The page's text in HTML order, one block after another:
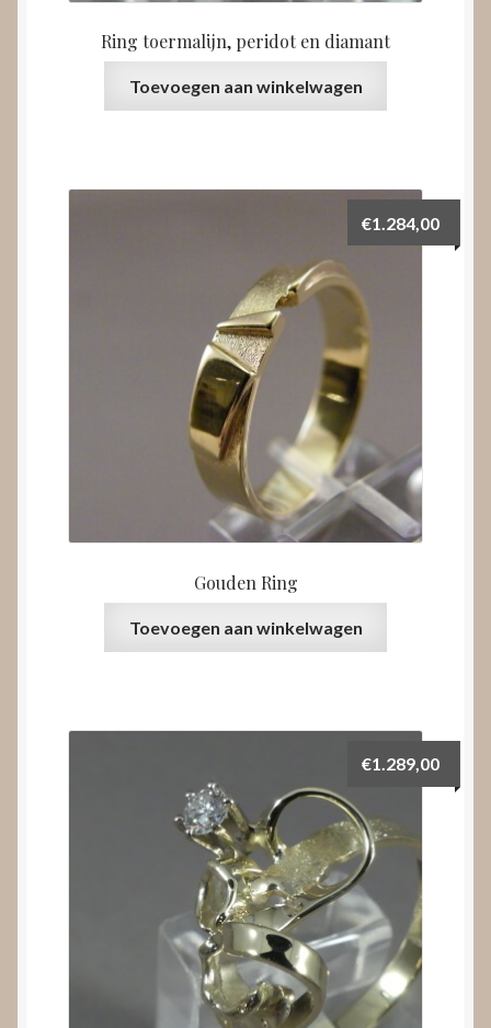
Ring toermalijn, peridot en diamant
Toevoegen aan winkelwagen
Gouden Ring
€1.284,00
Toevoegen aan winkelwagen
€1.289,00